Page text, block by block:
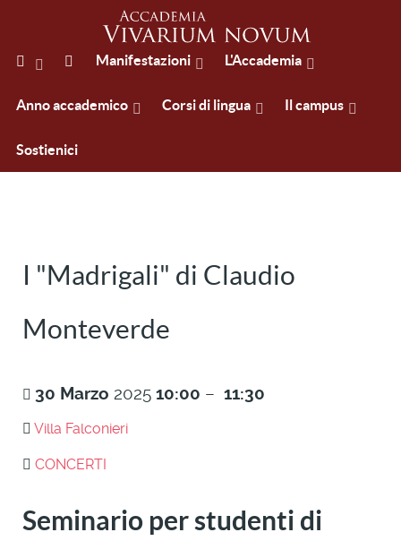
Manifestazioni L'Accademia
Anno accademico Corsi di lingua Il campus
Sostienici
I "Madrigali" di Claudio
Monteverde
30 Marzo 2025 10:00 – 11:30
Villa Falconieri
CONCERTI
Seminario per studenti di